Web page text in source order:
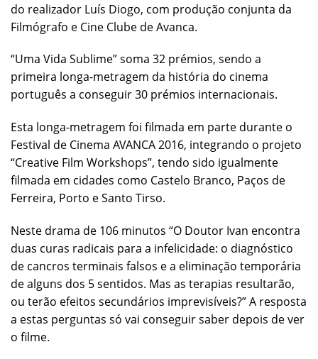
do realizador Luís Diogo, com produção conjunta da
Filmógrafo e Cine Clube de Avanca.
“Uma Vida Sublime” soma 32 prémios, sendo a
primeira longa-metragem da história do cinema
português a conseguir 30 prémios internacionais.
Esta longa-metragem foi filmada em parte durante o
Festival de Cinema AVANCA 2016, integrando o projeto
“Creative Film Workshops”, tendo sido igualmente
filmada em cidades como Castelo Branco, Paços de
Ferreira, Porto e Santo Tirso.
Neste drama de 106 minutos “O Doutor Ivan encontra
duas curas radicais para a infelicidade: o diagnóstico
de cancros terminais falsos e a eliminação temporária
de alguns dos 5 sentidos. Mas as terapias resultarão,
ou terão efeitos secundários imprevisíveis?” A resposta
a estas perguntas só vai conseguir saber depois de ver
o filme.